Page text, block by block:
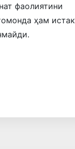
фаолиятини
ҳам истак